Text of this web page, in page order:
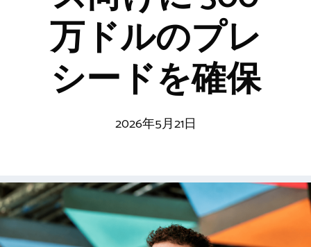
万ドルのプレ
シードを確保
2026年5月21日